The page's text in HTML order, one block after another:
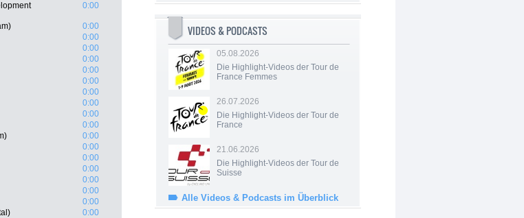
0:00
0:00
0:00
0:00
0:00
0:00
0:00
0:00
0:00
0:00
0:00
0:00
0:00
0:00
0:00
0:00
0:00
0:00
0:00
VIDEOS & PODCASTS
05.08.2026
Die Highlight-Videos der Tour de
France Femmes
26.07.2026
Die Highlight-Videos der Tour de
France
21.06.2026
Die Highlight-Videos der Tour de
Suisse
Alle Videos & Podcasts im Überblick